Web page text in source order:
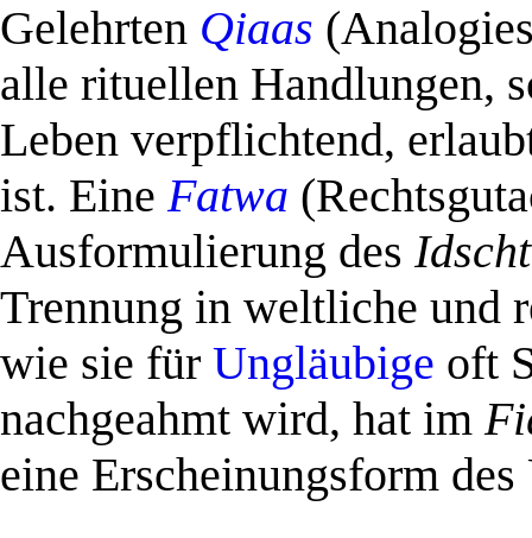
Gelehrten Qiaas
alle rituellen Handlungen,
Leben verpflichtend,
ist. EineFatwa
Ausformulierung des
Trennung in weltliche und
wie sie für Ungläubige oft
nachgeahmt wird, hat im
eine Erscheinungsform